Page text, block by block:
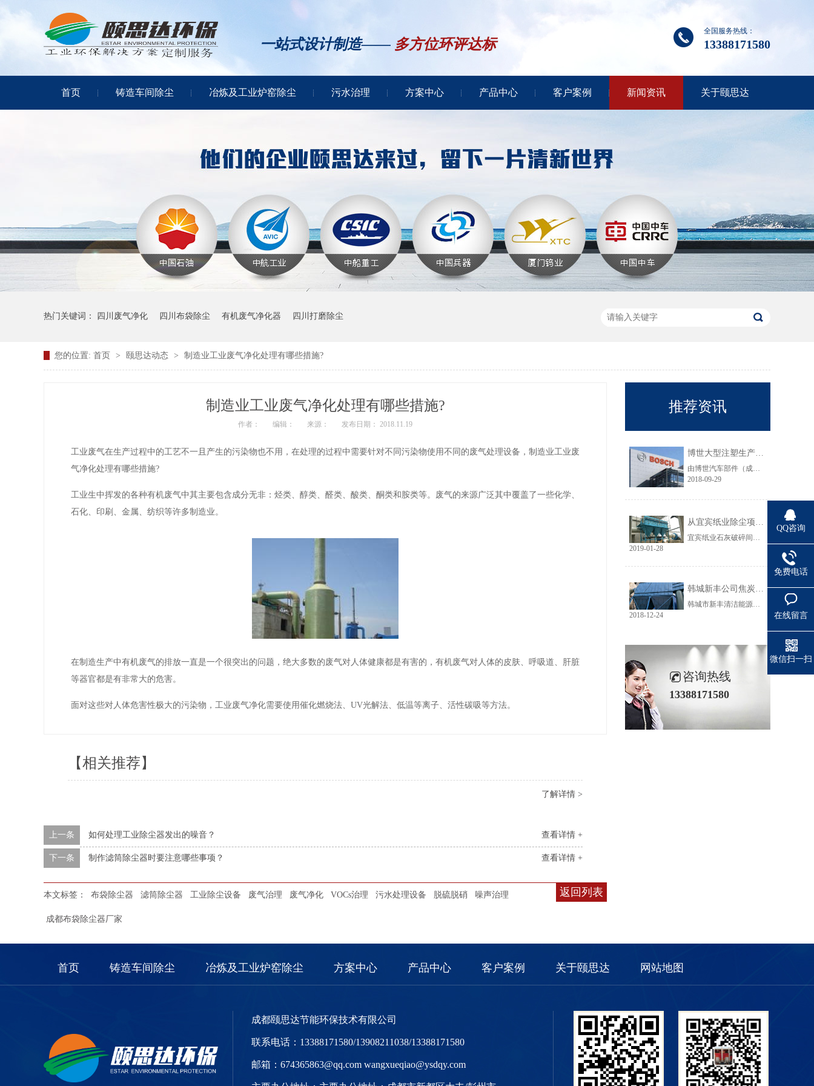
一站式设计制造—— 多方位环评达标
全国服务热线：
13388171580
首页 铸造车间除尘 冶炼及工业炉窑除尘 污水治理 方案中心 产品中心 客户案例 新闻资讯 关于颐思达
热门关键词： 四川废气净化 四川布袋除尘 有机废气净化器 四川打磨除尘
您的位置: 首页 > 颐思达动态 > 制造业工业废气净化处理有哪些措施?
制造业工业废气净化处理有哪些措施?
作者： 编辑： 来源： 发布日期： 2018.11.19
工业废气在生产过程中的工艺不一且产生的污染物也不用，在处理的过程中需要针对不同污染物使用不同的废气处理设备，制造业工业废
气净化处理有哪些措施?
工业生中挥发的各种有机废气中其主要包含成分无非：烃类、醇类、醛类、酸类、酮类和胺类等。废气的来源广泛其中覆盖了一些化学、
石化、印刷、金属、纺织等许多制造业。
在制造生产中有机废气的排放一直是一个很突出的问题，绝大多数的废气对人体健康都是有害的，有机废气对人体的皮肤、呼吸道、肝脏
等器官都是有非常大的危害。
面对这些对人体危害性极大的污染物，工业废气净化需要使用催化燃烧法、UV光解法、低温等离子、活性碳吸等方法。
【相关推荐】
了解详情 >
查看详情 +
上一条 如何处理工业除尘器发出的噪音？
查看详情 +
下一条 制作滤筒除尘器时要注意哪些事项？
返回列表
本文标签： 布袋除尘器 滤筒除尘器 工业除尘设备 废气治理 废气净化 VOCs治理 污水处理设备 脱硫脱硝 噪声治理
成都布袋除尘器厂家
推荐资讯
博世大型注塑生产线VOC净化工程圆满结束
由博世汽车部件（成都）有限公司委托颐思达设计、制造、安装的大型注塑生产线废气净化工程项目于近日全部竣工，试运行效果显示，运行结果完全符合设计要求。
2018-09-29
从宜宾纸业除尘项目成功范例看低成本环保
宜宾纸业石灰破碎间除尘工程于近期完工，在不足30立方的空间内集成了超过三个篮球场大小的过滤面积，处理风量达每小时7万立方，实现了小体积除尘器处理大风量，开启低成本环保的时代，给处在环保高压政策下不堪重负的企业主们带来福音......
2019-01-28
韩城新丰公司焦炭输送线除尘工程完美收官
韩城市新丰清洁能源科技有限公司隶属于上市公司黑猫焦化，焦炭输送线除尘系统于近期完美收官。该输送线共计500多米长，通过布置在高空走廊里的输送皮带连接为一条完整的生产线，过程分为投料、破碎、筛分、传送等工艺。整条输送线分四个转运站、两条分流线，将制备好的焦炭送入煤气生产工段。各个工艺阶段均有大量焦炭粉尘产生，这不仅严重影响现场职业卫生，而且因产尘点高，污染面覆盖范围广。
2018-12-24
咨询热线
13388171580
首页 铸造车间除尘 冶炼及工业炉窑除尘 方案中心 产品中心 客户案例 关于颐思达 网站地图
成都颐思达节能环保技术有限公司
联系电话：13388171580/13908211038/13388171580
邮箱：674365863@qq.com wangxueqiao@ysdqy.com
QQ咨询
免费电话
在线留言
微信扫一扫